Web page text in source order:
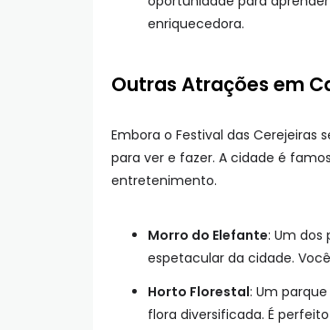
enriquecedora.
Outras Atrações em
Embora o Festival das
para ver e fazer. A cidade é
entretenimento.
Morro do Elefante: Um
espetacular da cidade.
Horto Florestal: Um
flora diversificada. É